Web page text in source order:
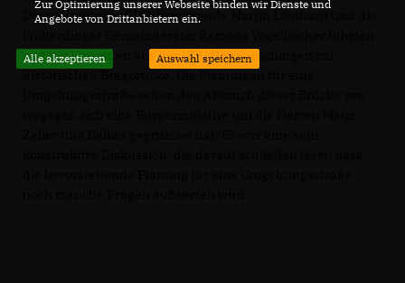
Donaueschinger CDU-Vorsitzende Martin Lienhard und die
uns mit Freunden aus der CDU Donaueschingen zur
Zur Optimierung unserer Webseite binden wir Dienste und
Angebote von Drittanbietern ein.
Alle akzeptieren Auswahl speichern